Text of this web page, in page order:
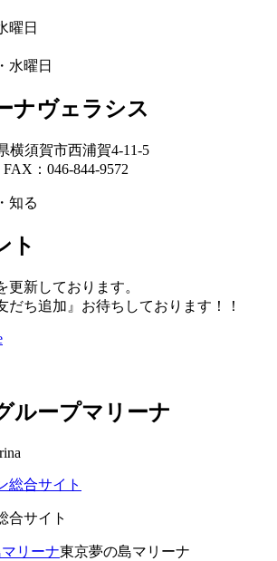
曜日
水曜日
ナヴェラシス
横須賀市西浦賀4-11-5
：046-844-9572
知る
ト
更新しております。
だち追加』お待ちしております！！
ループマリーナ
合サイト
東京夢の島マリーナ